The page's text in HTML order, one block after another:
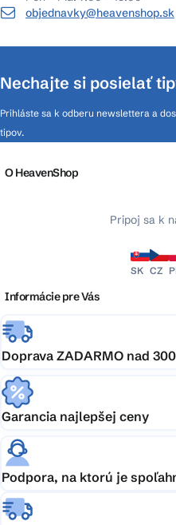
objednavky@heavenshop.sk
Nechajte si posielať
Prihláste sa k odberu newslettera a
tipov.
O HeavenShop
Pripoj sa k
SK CZ
Informácie pre Vás
Doprava ZADARMO nad
Garancia najlepšej ceny
Podpora, na ktorú je